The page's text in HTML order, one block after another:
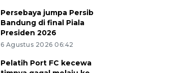
Persebaya jumpa Persib
Bandung di final Piala
Presiden 2026
6 Agustus 2026 06:42
Pelatih Port FC kecewa